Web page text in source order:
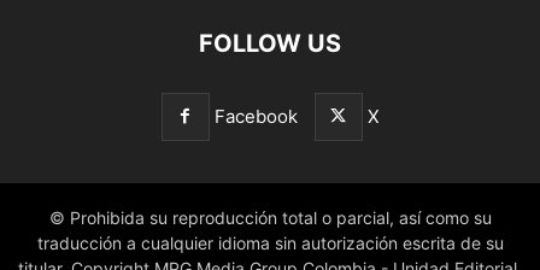
FOLLOW US
Facebook X
© Prohibida su reproducción total o parcial, así como su
traducción a cualquier idioma sin autorización escrita de su